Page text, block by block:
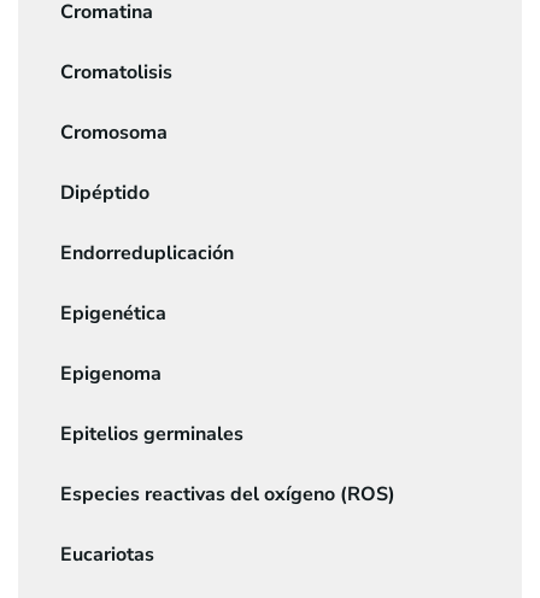
Cromatina
Cromatolisis
Cromosoma
Dipéptido
Endorreduplicación
Epigenética
Epigenoma
Epitelios germinales
Especies reactivas del oxígeno (ROS)
Eucariotas